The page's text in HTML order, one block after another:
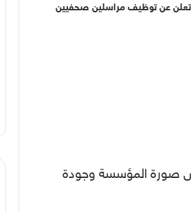
تعلن عن توظيف مراسلين صحفيين
صورة المؤسسة وجودة